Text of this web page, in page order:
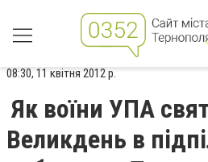
08:30, 11 квітня 2012 р.
Як воїни УПА
Великдень в